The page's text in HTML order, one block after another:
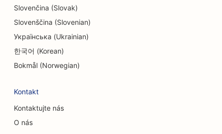
SEO pre služby faceliftu
SEO pre rodinné reštaurácie
SEO pre finančných plánovačov
SEO pre kvetinárstva
Slovenčina (Slovak)
Slovenščina (Slovenian)
Українська (Ukrainian)
한국어 (Korean)
Bokmål (Norwegian)
Kontakt
Kontaktujte nás
O nás